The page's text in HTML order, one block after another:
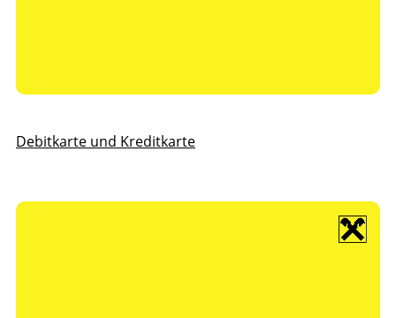
Debitkarte und Kreditkarte